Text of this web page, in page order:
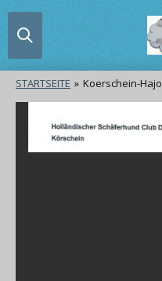
Zum
Hauptinhalt
STARTSEITE » Koerschein-Hajo